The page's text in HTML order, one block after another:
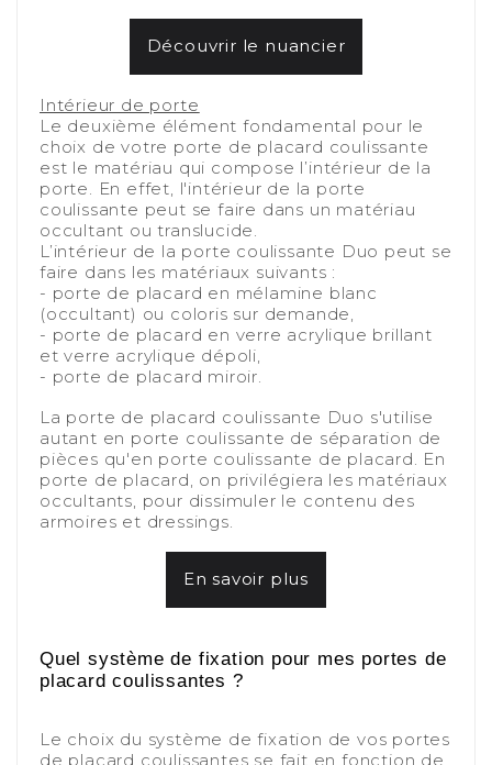
Découvrir le nuancier
Intérieur de porte
Le deuxième élément fondamental pour le
choix de votre porte de placard coulissante
est le matériau qui compose l’intérieur de la
porte. En effet, l'intérieur de la porte
coulissante peut se faire dans un matériau
occultant ou translucide.
L’intérieur de la porte coulissante Duo peut se
faire dans les matériaux suivants :
- porte de placard en mélamine blanc
(occultant) ou coloris sur demande,
- porte de placard en verre acrylique brillant
et verre acrylique dépoli,
- porte de placard miroir.
La porte de placard coulissante Duo s'utilise
autant en porte coulissante de séparation de
pièces qu'en porte coulissante de placard. En
porte de placard, on privilégiera les matériaux
occultants, pour dissimuler le contenu des
armoires et dressings.
En savoir plus
Quel système de fixation pour mes portes de
placard coulissantes ?
Le choix du système de fixation de vos portes
de placard coulissantes se fait en fonction de